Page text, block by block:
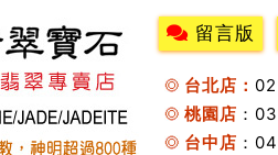
留言版
台北店：
桃園店 ：
台中店 ：